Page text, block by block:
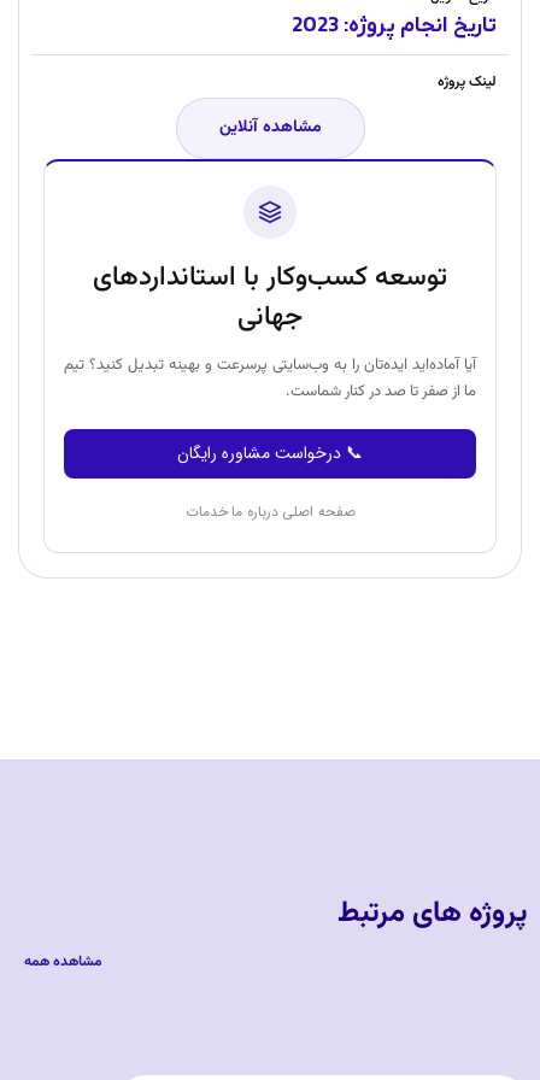
تاریخ انجام پروژه: 2023
لینک پروژه
مشاهده آنلاین
توسعه کسب‌وکار با استانداردهای
جهانی
آیا آماده‌اید ایده‌تان را به وب‌سایتی پرسرعت و بهینه تبدیل کنید؟ تیم
ما از صفر تا صد در کنار شماست.
📞 درخواست مشاوره رایگان
صفحه اصلی·درباره ما·خدمات
پروژه های مرتبط
مشاهده همه